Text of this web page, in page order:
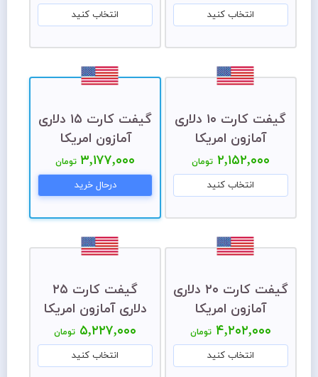
انتخاب کنید انتخاب کنید
گیفت کارت ۱۰ دلاری
آمازون امریکا
۲,۱۵۲,۰۰۰ تومان
انتخاب کنید
گیفت کارت ۱۵ دلاری
آمازون امریکا
۳,۱۷۷,۰۰۰ تومان
درحال خرید
گیفت کارت ۲۰ دلاری
آمازون امریکا
۴,۲۰۲,۰۰۰ تومان
انتخاب کنید
گیفت کارت ۲۵
دلاری آمازون امریکا
۵,۲۲۷,۰۰۰ تومان
انتخاب کنید